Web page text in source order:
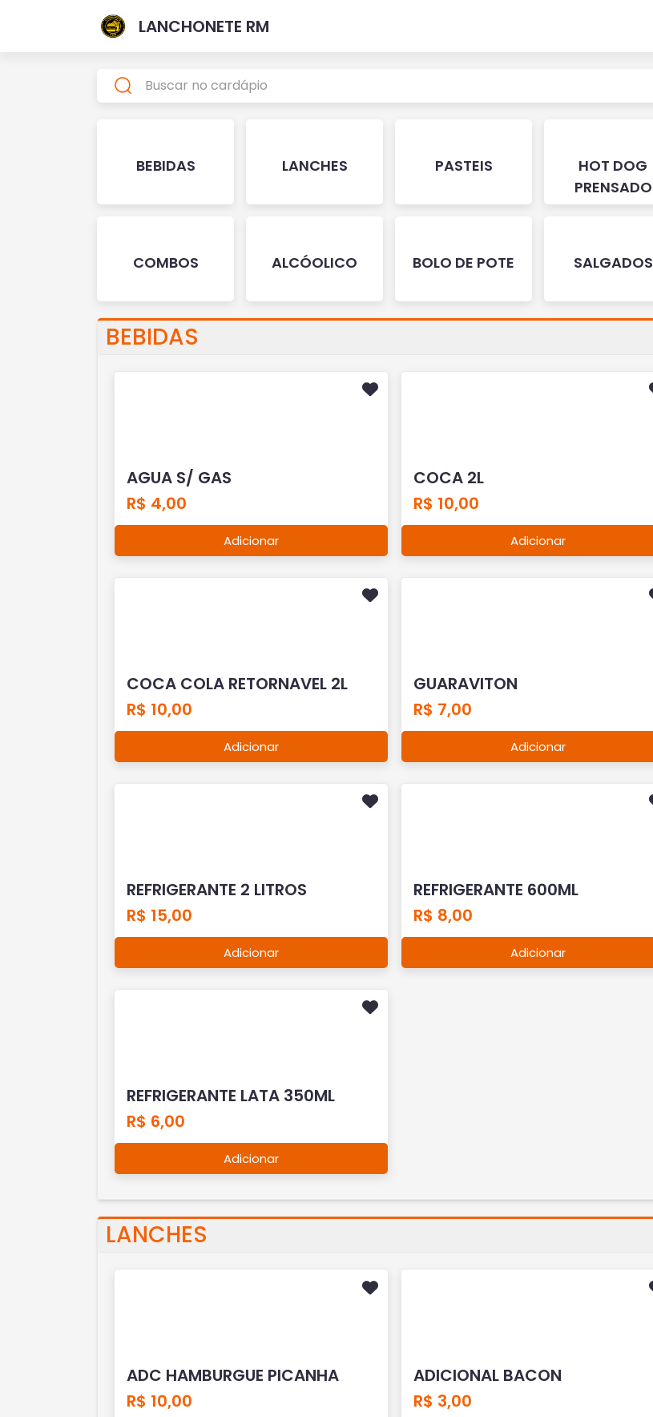
LANCHONETE RM
BEBIDAS LANCHES PASTEIS
HOT DOG
PRENSADO
COMBOS ALCÓOLICO BOLO DE POTE SALGADOS
BEBIDAS
AGUA S/ GAS
R$ 4,00
Adicionar
COCA 2L
R$ 10,00
Adicionar
COCA COLA RETORNAVEL 2L
R$ 10,00
Adicionar
GUARAVITON
R$ 7,00
Adicionar
REFRIGERANTE 2 LITROS
R$ 15,00
Adicionar
REFRIGERANTE 600ML
R$ 8,00
Adicionar
REFRIGERANTE LATA 350ML
R$ 6,00
Adicionar
LANCHES
ADC HAMBURGUE PICANHA
R$ 10,00
ADICIONAL BACON
R$ 3,00